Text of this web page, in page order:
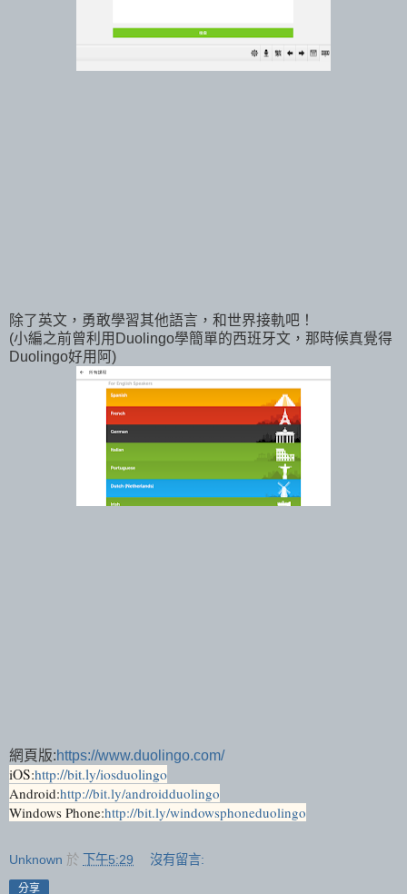
除了英文，勇敢學習其他語言，和世界接軌吧！
(小編之前曾利用Duolingo學簡單的西班牙文，那時候真覺得
Duolingo好用阿)
網頁版:https://www.duolingo.com/
iOS:http://bit.ly/iosduolingo
Android:http://bit.ly/androidduolingo
Windows Phone:http://bit.ly/windowsphoneduolingo
Unknown 於 下午5:29 沒有留言:
分享